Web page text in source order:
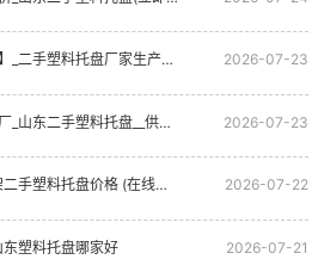
生产厂_食品二手塑料托盘（联系我们） 2026-07-23
料托盘__供应二手塑料托盘厂家 2026-07-23
塑料托盘价格 (在线咨询) 2026-07-22
塑料托盘哪家好 2026-07-21